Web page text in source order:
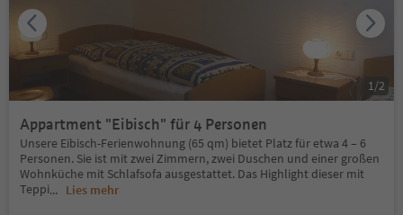
Appartment "Eibisch" für 4 Personen
Unsere Eibisch-Ferienwohnung (65 qm) bietet Platz für etwa 4 – 6
Personen. Sie ist mit zwei Zimmern, zwei Duschen und einer großen
Wohnküche mit Schlafsofa ausgestattet. Das Highlight dieser mit
Teppi... Lies mehr
1 /2